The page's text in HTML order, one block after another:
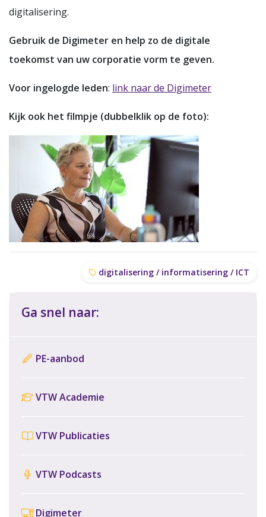
digitalisering.
Gebruik de Digimeter en help zo de digitale
toekomst van uw corporatie vorm te geven.
Voor ingelogde leden: link naar de Digimeter
Kijk ook het filmpje (dubbelklik op de foto):
digitalisering / informatisering / ICT
Ga snel naar:
PE-aanbod
VTW Academie
VTW Publicaties
VTW Podcasts
Digimeter